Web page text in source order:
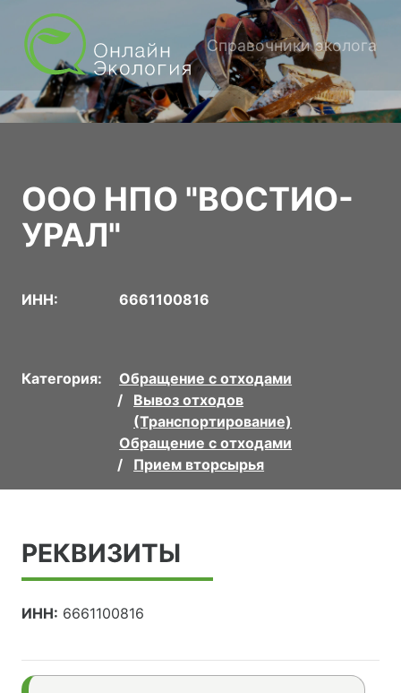
Справочники эколога
ООО НПО "ВОСТИО-
УРАЛ"
ИНН: 6661100816
Категория:
Обращение с отходами
Вывоз отходов
(Транспортирование)
Обращение с отходами
Прием вторсырья
РЕКВИЗИТЫ
ИНН: 6661100816